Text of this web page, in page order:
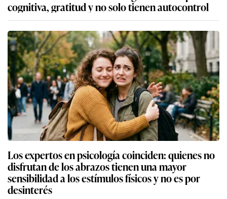
cognitiva, gratitud y no solo tienen autocontrol
Los expertos en psicología coinciden: quienes no
disfrutan de los abrazos tienen una mayor
sensibilidad a los estímulos físicos y no es por
desinterés